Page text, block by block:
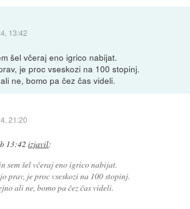
13:42
šel včeraj eno igrico nabijat.
je proc vseskozi na 100 stopinj.
ne, bomo pa čez čas videli.
21:20
13:42 izjavil:
sem šel včeraj eno igrico nabijat.
prav, je proc vseskozi na 100 stopinj.
ali ne, bomo pa čez čas videli.